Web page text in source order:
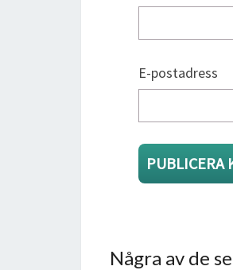
E-postadress
Några av de